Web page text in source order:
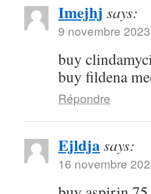
Imejhj says:
9 novembre
buy
buy fildena
Répondre
Ejldjasays:
16 novembre